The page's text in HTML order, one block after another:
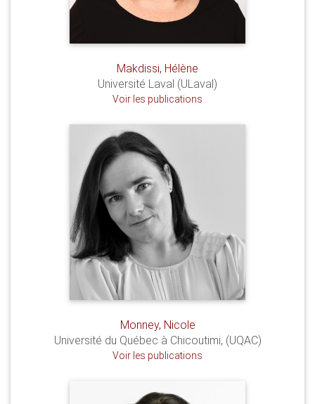
Makdissi, Hélène
Université Laval (ULaval)
Voir les publications
Monney, Nicole
Université du Québec à Chicoutimi, (UQAC)
Voir les publications